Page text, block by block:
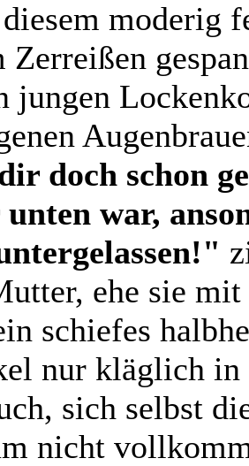
moderig
Zerreißen
jungen
doch schon
war,
ehe sie
schiefes
nur kläglich in
sich selbst
nicht